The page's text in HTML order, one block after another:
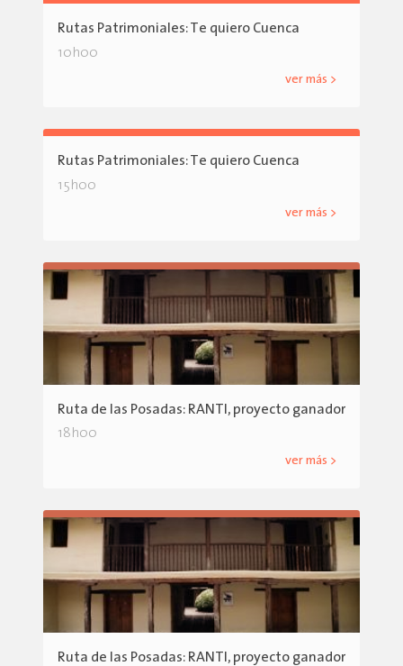
Rutas Patrimoniales: Te quiero Cuenca
10h00
ver más >
Rutas Patrimoniales: Te quiero Cuenca
15h00
ver más >
Ruta de las Posadas: RANTI, proyecto ganador
18h00
ver más >
Ruta de las Posadas: RANTI, proyecto ganador